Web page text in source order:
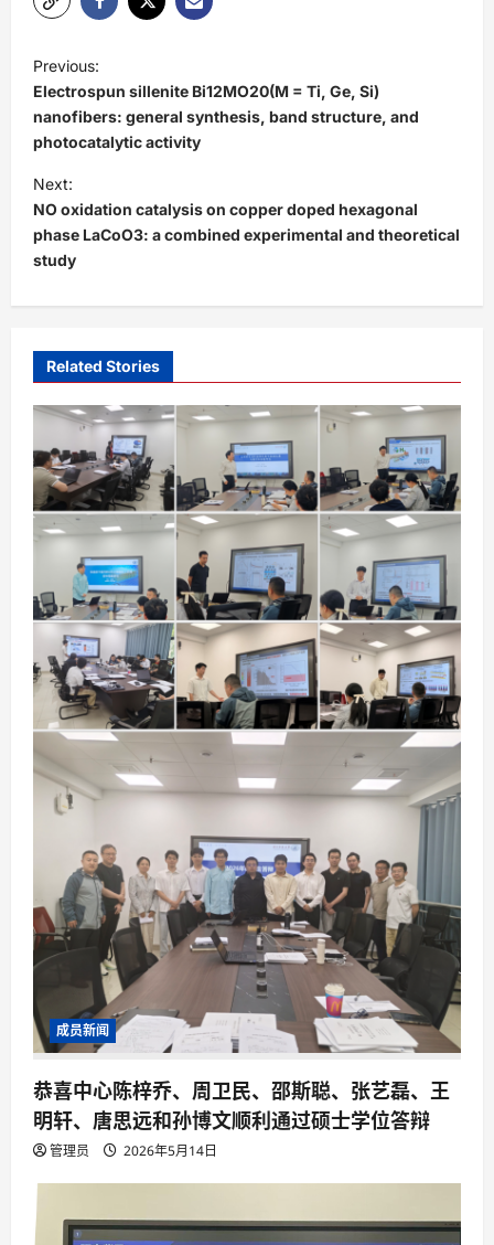
P
o
s
t
n
a
v
a
o
n
Previous:
Electrospun sillenite Bi12MO20(M = Ti, Ge, Si)
nanofibers: general synthesis, band structure, and
photocatalytic activity
Next:
NO oxidation catalysis on copper doped hexagonal
phase LaCoO3: a combined experimental and theoretical
study
Related Stories
成员新闻
恭喜中心陈梓乔、周卫民、邵斯聪、张艺磊、王
明轩、唐思远和孙博文顺利通过硕士学位答辩
管理员 2026年5月14日